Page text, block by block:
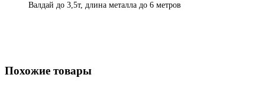
Валдай до 3,5т, длина металла до 6 метров
Похожие товары